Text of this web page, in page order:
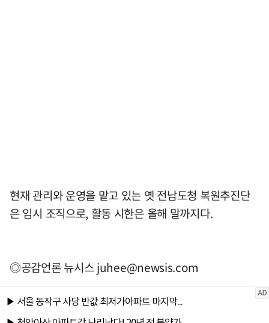
현재 관리와 운영을 맡고 있는 옛 전남도청 복원추진단
은 임시 조직으로, 활동 시한은 올해 말까지다.
◎공감언론 뉴시스juhee@newsis.com